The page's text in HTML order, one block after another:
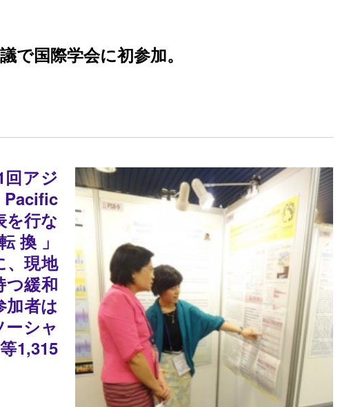
で国際学会に初参加。
回アジ
を行な
換」
、現地
つ緩和
加者は
シャ
1,315